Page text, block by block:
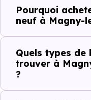
plus recherchées.
Côté cadre de vie,
de 21 commerces,
établissements
qui constituent
ou investir dans la
Pourquoi
neuf à Magny-
Quels types de
trouver à
?